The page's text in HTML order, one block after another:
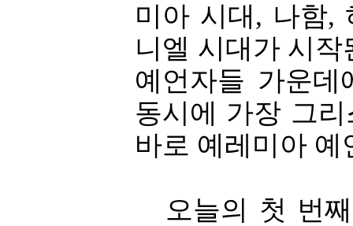
미아 시대, 나함,
니엘 시대가 시
예언자들 가운데
동시에 가장 그
바로 예레미아 예
오늘의 첫 번째